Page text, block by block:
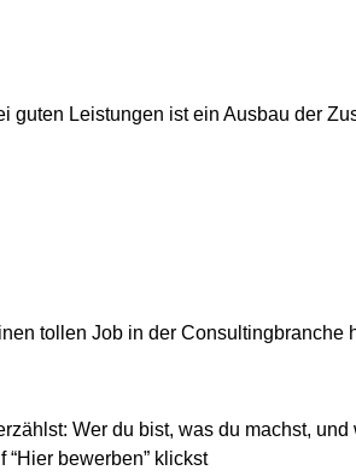
guten Leistungen ist ein Ausbau der
tollen Job in der Consultingbranche
Wer du bist, was du machst,
bewerben” klickst